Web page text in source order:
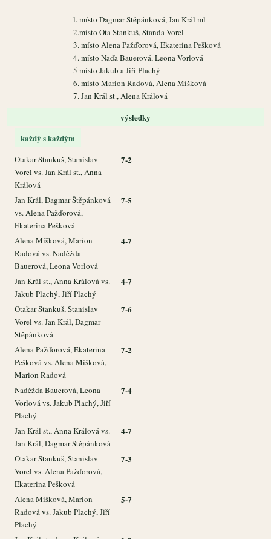
l. místo Dagmar Štěpánková, Jan Král ml
2.místo Ota Stankuš, Standa Vorel
3. místo Alena Pažďorová, Ekaterina Pešková
4. místo Naďa Bauerová, Leona Vorlová
5 místo Jakub a Jiří Plachý
6. místo Marion Radová, Alena Míšková
7. Jan Král st., Alena Králová
výsledky
každý s každým
Otakar Stankuš, Stanislav
Vorel vs. Jan Král st., Anna
Králová
7-2
Jan Král, Dagmar Štěpánková
vs. Alena Pažďorová,
Ekaterina Pešková
7-5
Alena Míšková, Marion
Radová vs. Naděžda
Bauerová, Leona Vorlová
4-7
Jan Král st., Anna Králová vs.
Jakub Plachý, Jiří Plachý
4-7
Otakar Stankuš, Stanislav
Vorel vs. Jan Král, Dagmar
Štěpánková
7-6
Alena Pažďorová, Ekaterina
Pešková vs. Alena Míšková,
Marion Radová
7-2
Naděžda Bauerová, Leona
Vorlová vs. Jakub Plachý, Jiří
Plachý
7-4
Jan Král st., Anna Králová vs.
Jan Král, Dagmar Štěpánková
4-7
Otakar Stankuš, Stanislav
Vorel vs. Alena Pažďorová,
Ekaterina Pešková
7-3
Alena Míšková, Marion
Radová vs. Jakub Plachý, Jiří
Plachý
5-7